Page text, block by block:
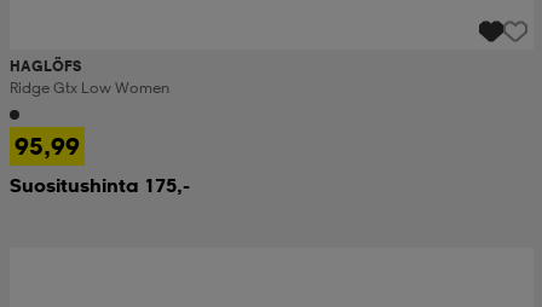
HAGLÖFS
Ridge Gtx Low Women
95,99
Suositushinta 175,-